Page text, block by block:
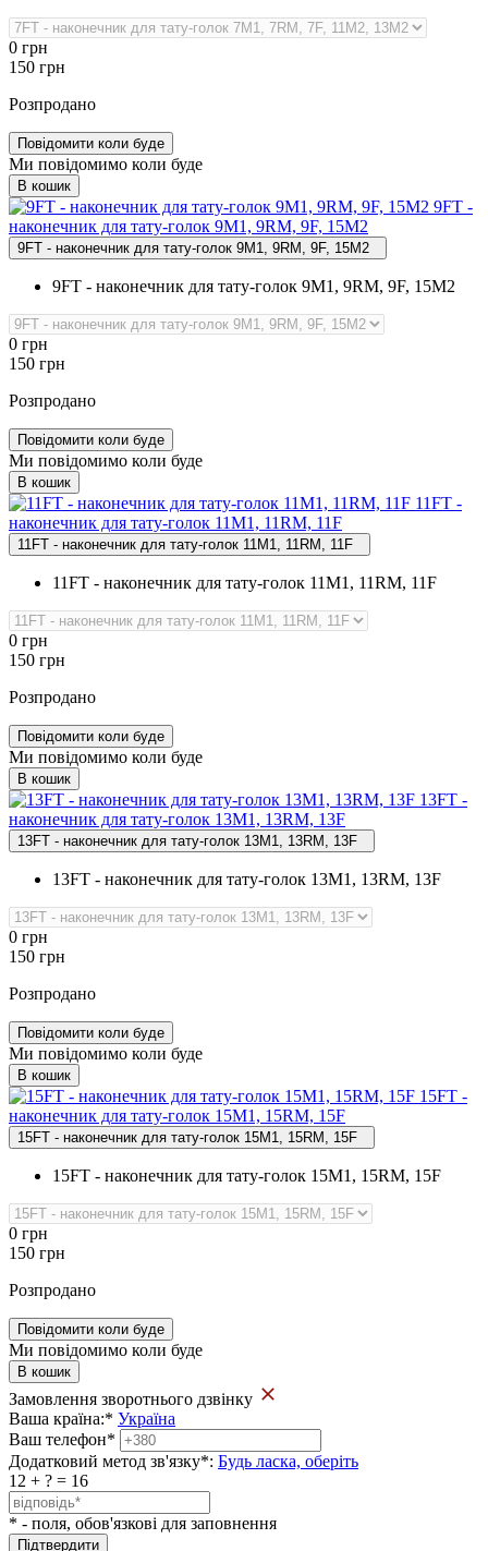
0 грн
150 грн
Розпродано
Повідомити коли буде
Ми повідомимо коли буде
В кошик
9FT ‑
наконечник для тату‑голок 9M1, 9RM, 9F, 15М2
9FT - наконечник для тату-голок 9M1, 9RM, 9F, 15М2
9FT - наконечник для тату-голок 9M1, 9RM, 9F, 15М2
0 грн
150 грн
Розпродано
Повідомити коли буде
Ми повідомимо коли буде
В кошик
11FT ‑
наконечник для тату‑голок 11M1, 11RM, 11F
11FT - наконечник для тату-голок 11M1, 11RM, 11F
11FT - наконечник для тату-голок 11M1, 11RM, 11F
0 грн
150 грн
Розпродано
Повідомити коли буде
Ми повідомимо коли буде
В кошик
13FT ‑
наконечник для тату‑голок 13M1, 13RM, 13F
13FT - наконечник для тату-голок 13M1, 13RM, 13F
13FT - наконечник для тату-голок 13M1, 13RM, 13F
0 грн
150 грн
Розпродано
Повідомити коли буде
Ми повідомимо коли буде
В кошик
15FT ‑
наконечник для тату‑голок 15M1, 15RM, 15F
15FT - наконечник для тату-голок 15M1, 15RM, 15F
15FT - наконечник для тату-голок 15M1, 15RM, 15F
0 грн
150 грн
Розпродано
Повідомити коли буде
Ми повідомимо коли буде
В кошик
Замовлення зворотнього дзвінку
Ваша країна:* Україна
Ваш телефон*
Додатковий метод зв'язку*: Будь ласка, оберіть
12 + ? = 16
* - поля, обов'язкові для заповнення